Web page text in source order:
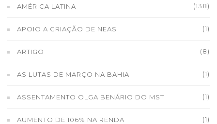
AMÉRICA LATINA (138)
APOIO A CRIAÇÃO DE NEAS (1)
ARTIGO (8)
AS LUTAS DE MARÇO NA BAHIA (1)
ASSENTAMENTO OLGA BENÁRIO DO MST (1)
AUMENTO DE 106% NA RENDA (1)